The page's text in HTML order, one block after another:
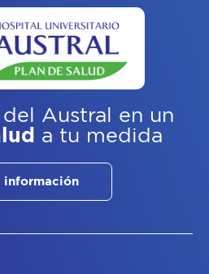
Austral
en un
a tu medida
información